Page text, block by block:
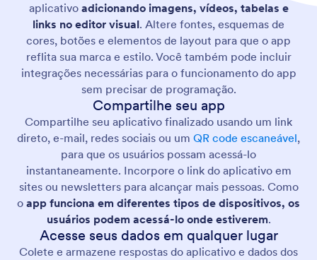
aplicativo adicionando imagens, vídeos, tabelas e
links no editor visual. Altere fontes, esquemas de
cores, botões e elementos de layout para que o app
reflita sua marca e estilo. Você também pode incluir
integrações necessárias para o funcionamento do app
sem precisar de programação.
Compartilhe seu app
Compartilhe seu aplicativo finalizado usando um link
direto, e-mail, redes sociais ou um QR code escaneável,
para que os usuários possam acessá-lo
instantaneamente. Incorpore o link do aplicativo em
sites ou newsletters para alcançar mais pessoas. Como
o app funciona em diferentes tipos de dispositivos, os
usuários podem acessá-lo onde estiverem.
Acesse seus dados em qualquer lugar
Colete e armazene respostas do aplicativo e dados dos